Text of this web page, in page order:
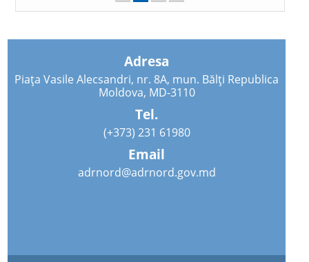
Adresa
Piața Vasile Alecsandri, nr. 8A, mun. Bălți Republica
Moldova, MD-3110
Tel.
(+373) 231 61980
Email
adrnord@adrnord.gov.md